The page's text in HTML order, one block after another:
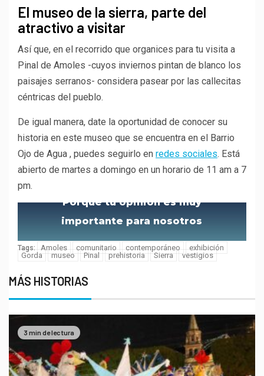
El museo de la sierra, parte del
atractivo a visitar
Así que, en el recorrido que organices para tu visita a
Pinal de Amoles -cuyos inviernos pintan de blanco los
paisajes serranos- considera pasear por las callecitas
céntricas del pueblo.
De igual manera, date la oportunidad de conocer su
historia en este museo que se encuentra en el Barrio
Ojo de Agua , puedes seguirlo en redes sociales. Está
abierto de martes a domingo en un horario de 11 am a 7
pm.
Porque tu opinión es muy
importante para nosotros
Tags: Amoles comunitario contemporáneo
exhibición
Gorda
museo Pinal prehistoria Sierra vestigios
MÁS HISTORIAS
3 min de lectura